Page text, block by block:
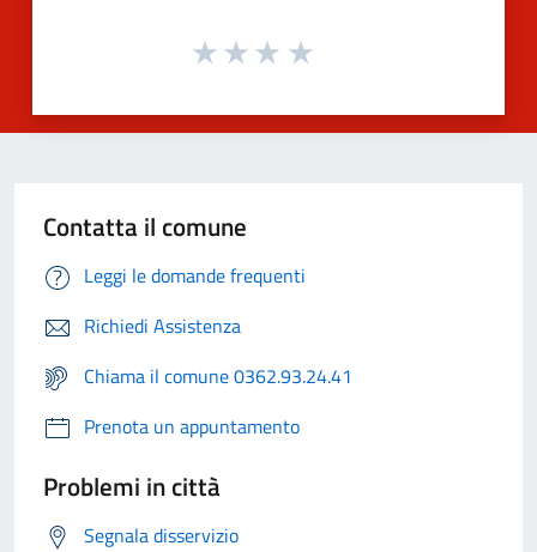
Contatta il comune
Leggi le domande frequenti
Richiedi Assistenza
Chiama il comune 0362.93.24.41
Prenota un appuntamento
Problemi in città
Segnala disservizio